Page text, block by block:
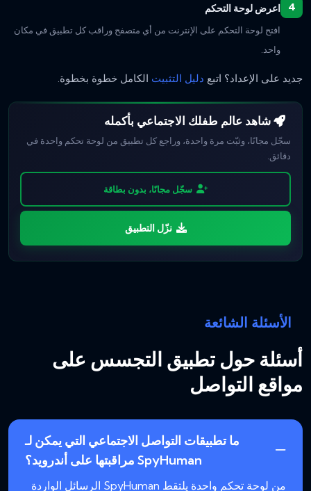
اعرض لوحة التحكم
افتح لوحة التحكم على الإنترنت من أي متصفح وراقب كل تطبيق في مكان
واحد.
جديد على الإعداد؟ اتبع دليل التثبيت الكامل خطوة بخطوة.
شاهد عالم طفلك الاجتماعي بأكمله
سجّل مجانًا، وثبّت مرة واحدة، وراجع كل تطبيق من لوحة تحكم واحدة في
دقائق.
سجّل مجانًا، بدون بطاقة
نزّل التطبيق
الأسئلة الشائعة
أسئلة حول تطبيق التجسس على
مواقع التواصل
ما تطبيقات التواصل الاجتماعي التي يمكن لـ
SpyHuman مراقبتها على أندرويد؟
من لوحة تحكم واحدة يلتقط SpyHuman الرسائل الواردة